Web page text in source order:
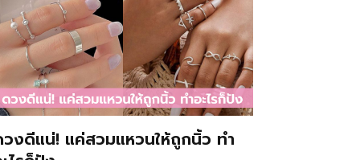
งดีแน่! แค่สวมแหวนให้ถูกนิ้ว ทำ